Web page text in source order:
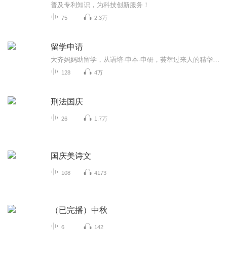
普及专利知识，为科技创新服务！
75 2.3万
留学申请
128 4万
刑法国庆
26 1.7万
国庆美诗文
108 4173
（已完播）中秋
6 142